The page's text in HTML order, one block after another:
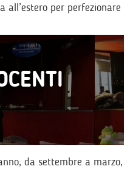
all’estero per perfezionare
anno, da settembre a marzo,